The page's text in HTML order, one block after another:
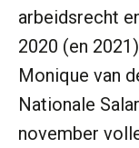
arbeidsrecht
2020 (en
Monique van
Nationale
november